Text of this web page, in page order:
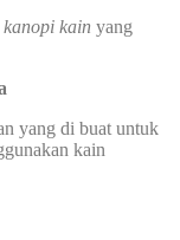
kanopi kain yang
yang di buat untuk
kain